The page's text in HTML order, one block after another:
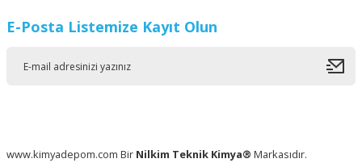
E-Posta Listemize Kayıt Olun
www.kimyadepom.com Bir Nilkim Teknik Kimya® Markasıdır.